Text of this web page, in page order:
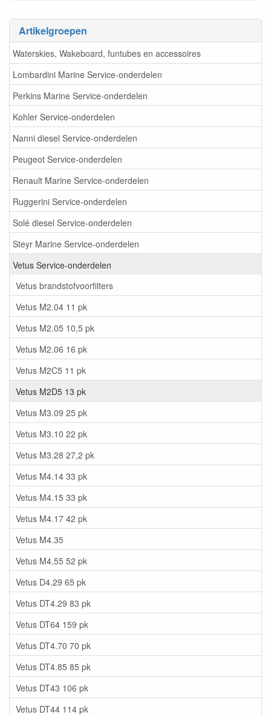
Artikelgroepen
Waterskies, Wakeboard, funtubes en accessoires
Lombardini Marine Service-onderdelen
Perkins Marine Service-onderdelen
Kohler Service-onderdelen
Nanni diesel Service-onderdelen
Peugeot Service-onderdelen
Renault Marine Service-onderdelen
Ruggerini Service-onderdelen
Solé diesel Service-onderdelen
Steyr Marine Service-onderdelen
Vetus Service-onderdelen
Vetus brandstofvoorfilters
Vetus M2.04 11 pk
Vetus M2.05 10,5 pk
Vetus M2.06 16 pk
Vetus M2C5 11 pk
Vetus M2D5 13 pk
Vetus M3.09 25 pk
Vetus M3.10 22 pk
Vetus M3.28 27,2 pk
Vetus M4.14 33 pk
Vetus M4.15 33 pk
Vetus M4.17 42 pk
Vetus M4.35
Vetus M4.55 52 pk
Vetus D4.29 65 pk
Vetus DT4.29 83 pk
Vetus DT64 159 pk
Vetus DT4.70 70 pk
Vetus DT4.85 85 pk
Vetus DT43 106 pk
Vetus DT44 114 pk